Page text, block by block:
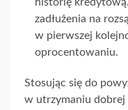
historię
zadłużenia na
w pierwszej
oprocentowaniu.
Stosując się do
w utrzymaniu